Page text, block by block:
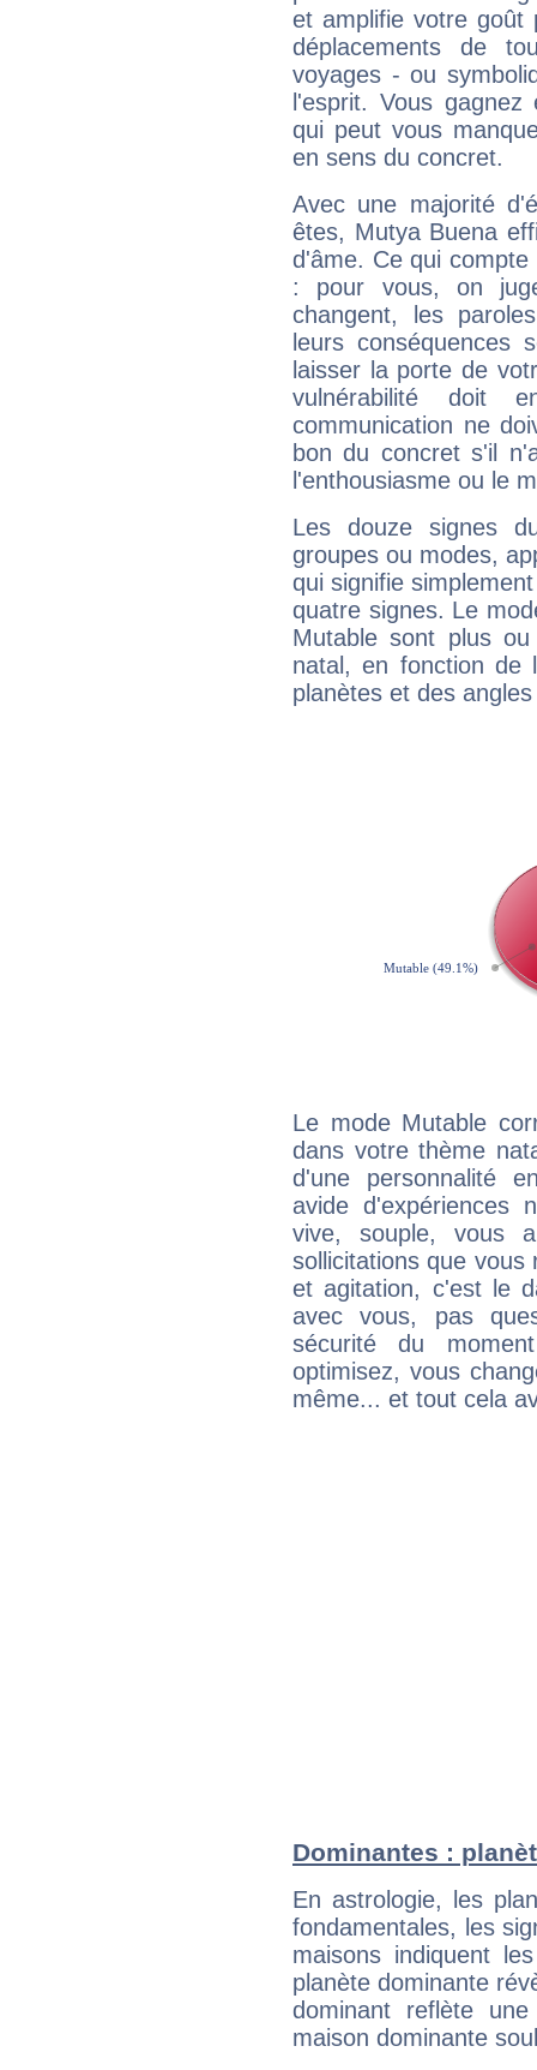
et amplifie votre goût
déplacements de
voyages - ou
l'esprit. Vous
qui peut vous
en sens du concret.
Avec une majorité
êtes, Mutya Buena
d'âme. Ce qui
: pour vous, on
changent, les
leurs conséquences
laisser la porte de
vulnérabilité doit
communication ne
bon du concret s'il
l'enthousiasme ou le
Les douze signes
groupes ou modes,
qui signifie
quatre signes. Le
Mutable sont plus
natal, en fonction de
planètes et des
Le mode Mutable
dans votre thème
d'une personnalité
avide d'expériences
vive, souple, vous
sollicitations que vous
et agitation, c'est le
avec vous, pas
sécurité du
optimisez, vous
même... et tout cela
Dominantes :
En astrologie, les
fondamentales, les
maisons indiquent
planète dominante
dominant reflète
maison dominante